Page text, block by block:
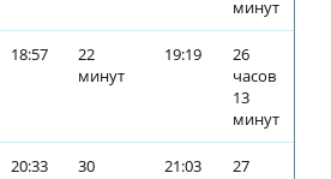
минут
18:57
22
минут
19:19
26
часов
13
минут
20:33
30
21:03
27